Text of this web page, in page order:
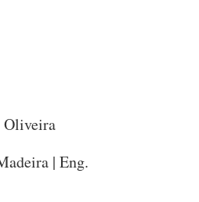
Oliveira
| Eng.